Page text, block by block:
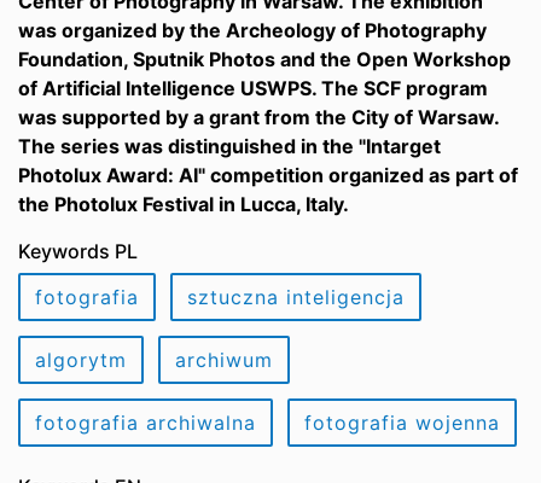
was organized by the Archeology of Photography
Foundation, Sputnik Photos and the Open Workshop
of Artificial Intelligence USWPS. The SCF program
was supported by a grant from the City of Warsaw.
The series was distinguished in the "Intarget
Photolux Award: AI" competition organized as part of
the Photolux Festival in Lucca, Italy.
Keywords PL
fotografia
sztuczna inteligencja
algorytm archiwum
fotografia archiwalna fotografia wojenna